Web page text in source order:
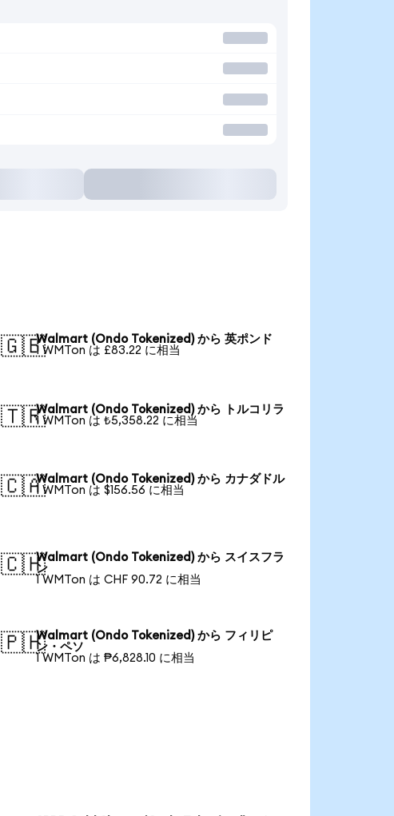
🇬🇧Walmart (Ondo Tokenized) から 英ポンド
1 WMTon は £83.22 に相当
🇹🇷Walmart (Ondo Tokenized) から トルコリラ
1 WMTon は ₺5,358.22 に相当
🇨🇦Walmart (Ondo Tokenized) から カナダドル
1 WMTon は $156.56 に相当
🇨🇭Walmart (Ondo Tokenized) から スイスフラ
ン
1 WMTon は CHF 90.72 に相当
🇵🇭Walmart (Ondo Tokenized) から フィリピ
ン・ペソ
1 WMTon は ₱6,828.10 に相当